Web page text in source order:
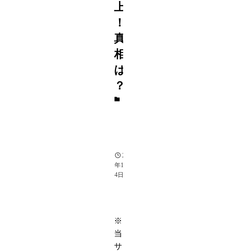
上
！
真
相
は
？
2023
年12月
4日
※
当
サ